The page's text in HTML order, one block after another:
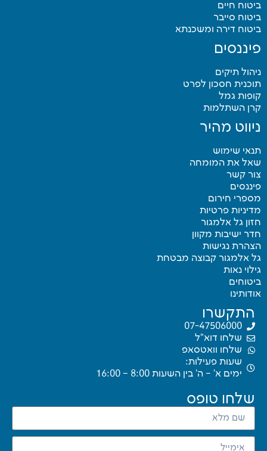
חיים
סייבר
דירה ומשכנתא
תיקים
חסכון לפרט
גמל
השתלמות
מהיר
שימוש
את המומחה
קשר
חירום
פרטיות
גל אלמגור
ישיבות מקוון
נגישות
אלמגור קבוצה מבטחת
נאות
התקשרו
07-47506000
שלחו דוא"ל
שלחו וואטסאפ
שעות פעילות:
ימים א’ – ה’ בין השעות 8:00 – 16:00
שלחו טופס